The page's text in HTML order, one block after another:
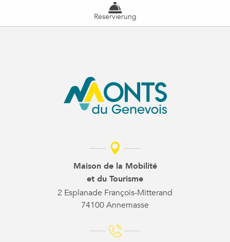
Reservierung
Maison de la Mobilité
et du Tourisme
2 Esplanade François-Mitterand
74100 Annemasse